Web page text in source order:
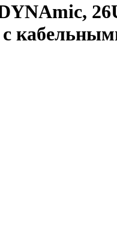
с